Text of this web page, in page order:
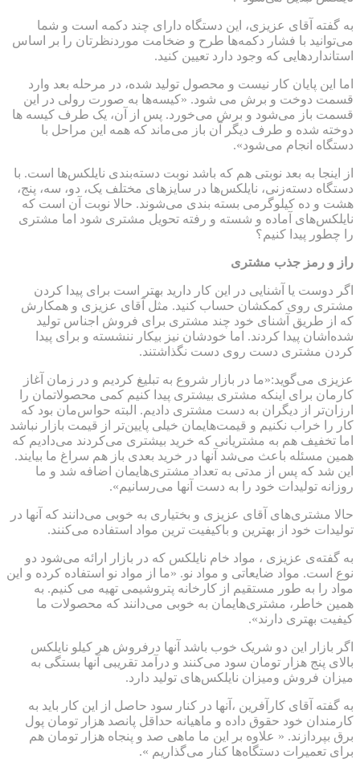
به گفته آقای عزیزی، این دستگاه دارای چند دکمه است و شما
می‌توانید با فشار دکمه‌ها طرح و ضخامت موردنظرتان را بر اساس
استانداردهایی که وجود دارد تعیین کنید.
اما این پایان کار نیست و محصول تولید شده، در مرحله بعد وارد
قسمت دوخت و برش می شود. «کیسه‌ها به صورت رولی در این
قسمت باز می‌شود و برش می‌خورد. پس از آن، یک طرف کیسه ها
دوخته شده و طرف دیگر آن باز می‌ماند که همه این مراحل با
دستگاه انجام می‌شود».
از اینجا به بعد نوبتی هم که باشد نوبت دسته‌بندی نایلکس‌ها است. با
دستگاه دسته‌زنی، نایلکس‌ها در سایزهای مختلف یک، دو، سه، پنج،
هشت و ده کیلوگرمی بسته بندی می‌شوند. حالا نوبت آن است که
نایلکس‌های آماده و شسته و رفته تحویل مشتری شود اما مشتری
را چطور پیدا کنیم؟
راز و رمز جذب مشتری
اگر دوست یا آشنایی در این کار دارید بهتر است برای پیدا کردن
مشتری روی کمکشان حساب کنید. مثل آقای عزیزی و همکارش
که از طریق آشنای خود چند مشتری برای فروش اجناس تولید
شده‌اشان پیدا کردند. اما خودشان نیز بیکار ننشسته و برای پیدا
کردن مشتری دست روی دست نگذاشتند.
عزیزی می‌گوید:«ما در بازار شروع به تبلیغ کردیم و در زمان آغاز
کارمان برای اینکه مشتری بیشتری پیدا کنیم کمی محصولاتمان را
ارزان‌تر از دیگران به دست مشتری دادیم. البته حواس‌مان بود که
کار را خراب نکنیم و قیمت‌هایمان خیلی پایین‌تر از قیمت بازار نباشد
اما تخفیف هم به مشتریانی که خرید بیشتری می‌کردند می‌دادیم که
همین مسئله باعث می‌شد آنها در خرید بعدی باز هم سراغ ما بیایند.
این شد که پس از مدتی به تعداد مشتری‌هایمان اضافه شد و ما
روزانه تولیدات خود را به دست آنها می‌رسانیم».
حالا مشتری‌های آقای عزیزی و بختیاری به خوبی می‌دانند که آنها در
تولیدات خود از بهترین و باکیفیت ترین مواد استفاده می‌کنند.
به گفته‌ی عزیزی ، مواد خام نایلکس که در بازار ارائه می‌شود دو
نوع است. مواد ضایعاتی و مواد نو. «ما از مواد نو استفاده کرده و این
مواد را به طور مستقیم از کارخانه پتروشیمی تهیه می کنیم. به
همین خاطر، مشتری‌هایمان به خوبی می‌دانند که محصولات ما
کیفیت بهتری دارند».
اگر بازار این دو شریک خوب باشد آنها درفروش هر کیلو نایلکس
بالای پنج هزار تومان سود می‌کنند و درآمد تقریبی آنها بستگی به
میزان فروش ومیزان نایلکس‌های تولید دارد.
به گفته آقای کارآفرین ،آنها در کنار سود حاصل از این کار باید به
کارمندان خود حقوق داده و ماهیانه حداقل پانصد هزار تومان پول
برق بپردازند. « علاوه بر این ما ماهی صد و پنجاه هزار تومان هم
برای تعمیرات دستگاه‌ها کنار می‌گذاریم ».